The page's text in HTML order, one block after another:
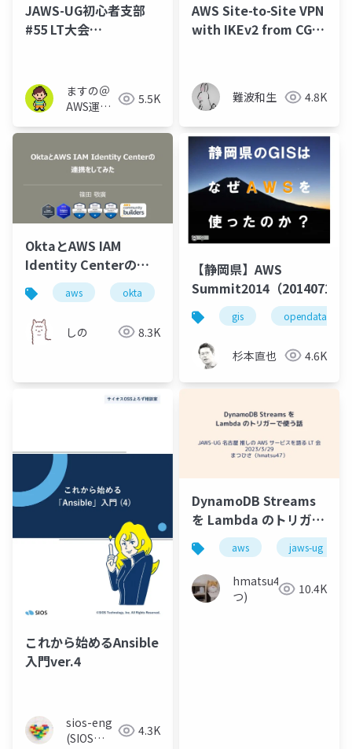
JAWS-UG初心者支部
#55 LT大会
ますの＠
AWS運用
5.5K
AWS Site-to-Site VPN
with IKEv2 from CGW
PrivateLink.
難波和生 4.8K
OktaとAWS IAM
Identity Centerの連
携をしてみた
aws okta sso アイデンティティ管理
しの 8.3K
【静岡県】AWS
Summit2014（20140718）
gis opendata
杉本直也 4.6K
これから始めるAnsible
入門ver.4
sios-eng
(SIOS
4.3K
DynamoDB Streams
を Lambda のトリガー
で使う話aws jaws-ug
hmatsu47(ま
つ)
10.4K